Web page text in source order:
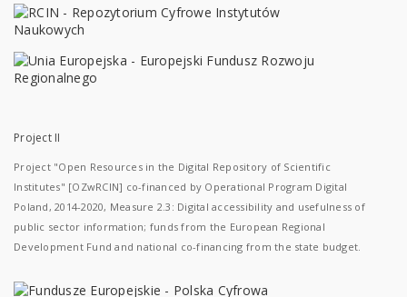
Project II
Project "Open Resources in the Digital Repository of Scientific
Institutes" [OZwRCIN] co-financed by Operational Program Digital
Poland, 2014-2020, Measure 2.3: Digital accessibility and usefulness of
public sector information; funds from the European Regional
Development Fund and national co-financing from the state budget.